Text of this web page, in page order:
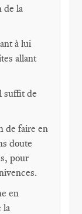
de la
à lui
allant
suffit de
de faire en
doute
pour
en
la